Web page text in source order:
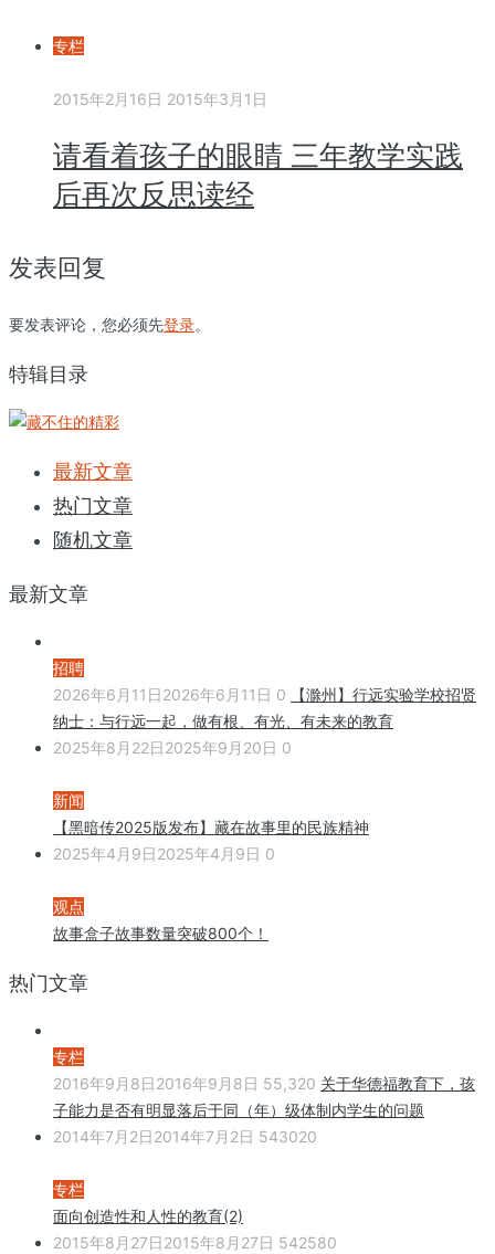
专栏
2015年2月16日 2015年3月1日
请看着孩子的眼睛 三年教学实践
后再次反思读经
发表回复
要发表评论，您必须先登录。
特辑目录
最新文章
热门文章
随机文章
最新文章
招聘
2026年6月11日2026年6月11日 0
【滁州】行远实验学校招贤
纳士：与行远一起，做有根、有光、有未来的教育
2025年8月22日2025年9月20日 0
新闻
【黑暗传2025版发布】藏在故事里的民族精神
2025年4月9日2025年4月9日 0
观点
故事盒子故事数量突破800个！
热门文章
专栏
2016年9月8日2016年9月8日 55,320 关于华德福教育下，孩
子能力是否有明显落后于同（年）级体制内学生的问题
2014年7月2日2014年7月2日 543020
专栏
面向创造性和人性的教育(2)
2015年8月27日2015年8月27日 542580